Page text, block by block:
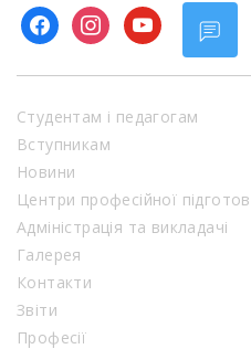
facebookinstagram
youtube
Студентам і педагогам
Вступникам
Новини
Центри професійної
Адміністрація та викладачі
Галерея
Контакти
Звіти
Професії